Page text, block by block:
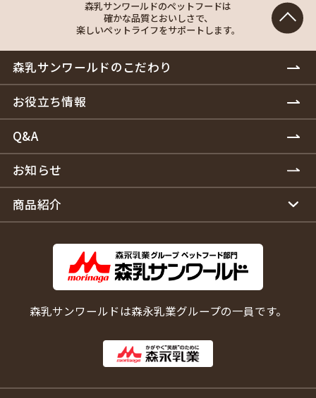
森乳サンワールドのペットフードは
確かな品質とおいしさで、
楽しいペットライフをサポートします。
森乳サンワールドのこだわり
お役立ち情報
Q&A
お知らせ
商品紹介
森乳サンワールドは森永乳業グループの一員です。